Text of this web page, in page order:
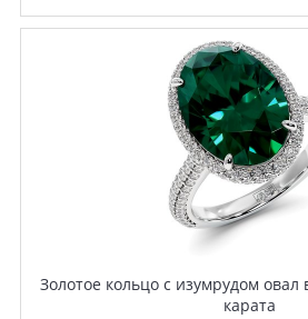
Золотое кольцо с изумрудом
карата